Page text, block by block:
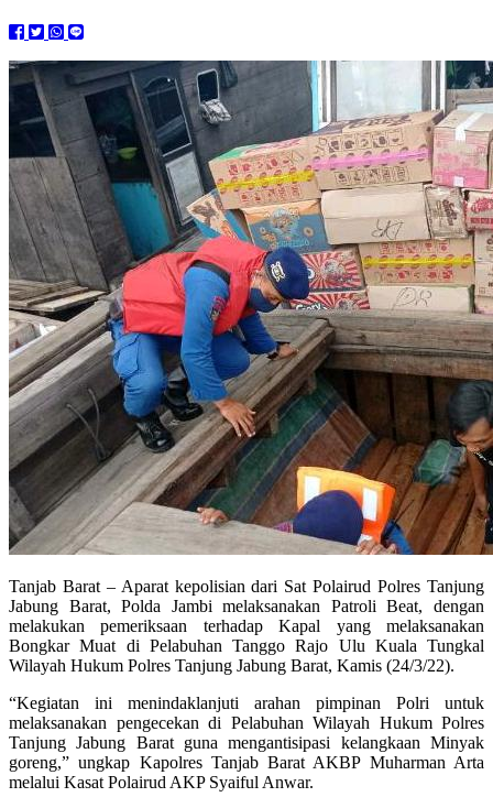
Tanjab Barat – Aparat kepolisian dari Sat Polairud Polres Tanjung
Jabung Barat, Polda Jambi melaksanakan Patroli Beat, dengan
melakukan pemeriksaan terhadap Kapal yang melaksanakan
Bongkar Muat di Pelabuhan Tanggo Rajo Ulu Kuala Tungkal
Wilayah Hukum Polres Tanjung Jabung Barat, Kamis (24/3/22).
“Kegiatan ini menindaklanjuti arahan pimpinan Polri untuk
melaksanakan pengecekan di Pelabuhan Wilayah Hukum Polres
Tanjung Jabung Barat guna mengantisipasi kelangkaan Minyak
goreng,” ungkap Kapolres Tanjab Barat AKBP Muharman Arta
melalui Kasat Polairud AKP Syaiful Anwar.